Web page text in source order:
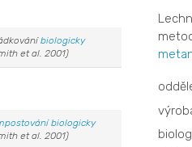
biologicky
et al. 2001)
biologicky
et al. 2001)